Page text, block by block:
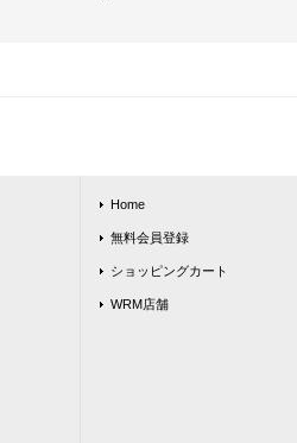
Home
無料会員登録
ショッピングカート
WRM店舗